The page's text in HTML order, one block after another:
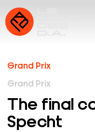
Grand Prix
Grand Prix
The final
Specht